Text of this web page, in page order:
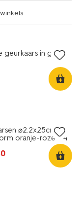
geurkaars in glas
⌀2.2x25cm
oranje-roze - 4